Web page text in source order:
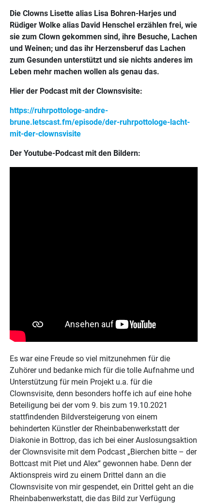
Die Clowns Lisette alias Lisa Bohren-Harjes und
Rüdiger Wolke alias David Henschel erzählen frei, wie
sie zum Clown gekommen sind, ihre Besuche, Lachen
und Weinen; und das ihr Herzensberuf das Lachen
zum Gesunden unterstützt und sie nichts anderes im
Leben mehr machen wollen als genau das.
Hier der Podcast mit der Clownsvisite:
https://ruhrpottologe-andre-
brune.letscast.fm/episode/der-ruhrpottologe-lacht-
mit-der-clownsvisite
Der Youtube-Podcast mit den Bildern:
Es war eine Freude so viel mitzunehmen für die
Zuhörer und bedanke mich für die tolle Aufnahme und
Unterstützung für mein Projekt u.a. für die
Clownsvisite, denn besonders hoffe ich auf eine hohe
Beteiligung bei der vom 9. bis zum 19.10.2021
stattfindenden Bildversteigerung von einem
behinderten Künstler der Rheinbabenwerkstatt der
Diakonie in Bottrop, das ich bei einer Auslosungsaktion
der Clownsvisite mit dem Podcast „Bierchen bitte – der
Bottcast mit Piet und Alex“ gewonnen habe. Denn der
Aktionspreis wird zu einem Drittel dann an die
Clownsvisite von mir gespendet, ein Drittel geht an die
Rheinbabenwerkstatt, die das Bild zur Verfügung